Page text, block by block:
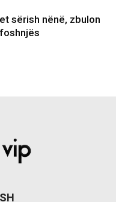
sërish nënë, zbulon